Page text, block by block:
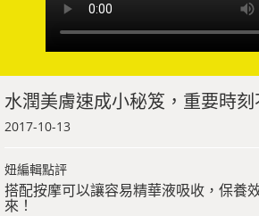
水潤美膚速成小秘笈，重要時
2017-10-13
妞編輯點評
搭配按摩可以讓容易精華液吸收，保養
來！